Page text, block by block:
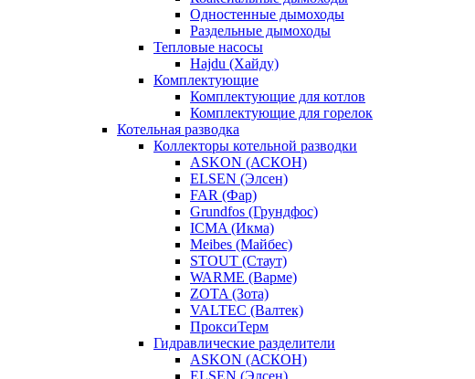
Одностенные дымоходы
Раздельные дымоходы
Тепловые насосы
Hajdu (Хайду)
Комплектующие
Комплектующие для котлов
Комплектующие для горелок
Котельная разводка
Коллекторы котельной разводки
ASKON (АСКОН)
ELSEN (Элсен)
FAR (Фар)
Grundfos (Грундфос)
ICMA (Икма)
Meibes (Майбес)
STOUT (Стаут)
WARME (Варме)
ZOTA (Зота)
VALTEC (Валтек)
ПроксиТерм
Гидравлические разделители
ASKON (АСКОН)
ELSEN (Элсен)